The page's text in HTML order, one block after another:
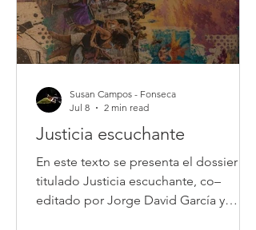
Justicia escuchante
En este texto se presenta el dossier
titulado Justicia escuchante, co–
editado por Jorge David García y
Susan Campos - Fonseca
Jul 8
2 min read